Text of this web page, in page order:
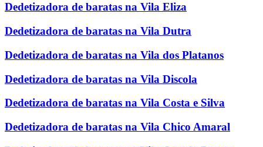
Dedetizadora de baratas na Vila Eliza
Dedetizadora de baratas na Vila Dutra
Dedetizadora de baratas na Vila dos Platanos
Dedetizadora de baratas na Vila Discola
Dedetizadora de baratas na Vila Costa e Silva
Dedetizadora de baratas na Vila Chico Amaral